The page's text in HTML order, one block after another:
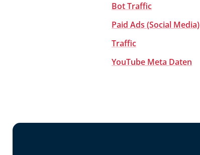
Bot Traffic
Paid Ads (Social Media)
Traffic
YouTube Meta Daten